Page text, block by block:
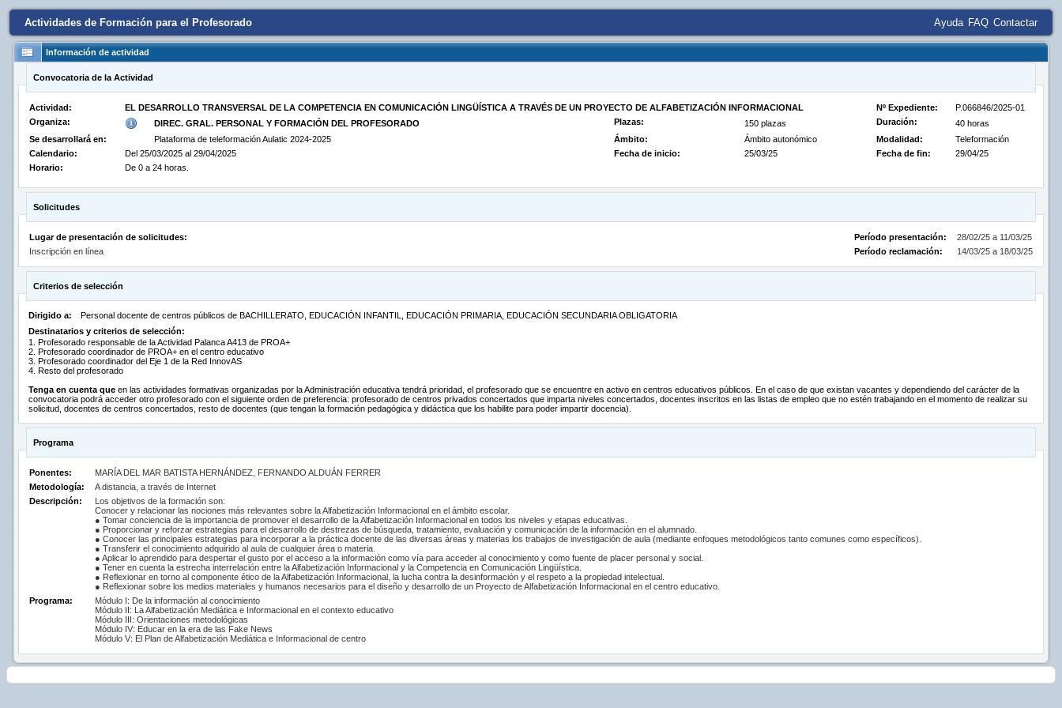
Actividades de Formación para el Profesorado Ayuda FAQ Contactar
Información de actividad
Convocatoria de la Actividad
Actividad: EL DESARROLLO TRANSVERSAL DE LA COMPETENCIA EN COMUNICACIÓN LINGÜÍSTICA A TRAVÉS DE UN PROYECTO DE ALFABETIZACIÓN INFORMACIONAL Nº Expediente:
P.066846/2025-01
Organiza:
DIREC. GRAL. PERSONAL Y FORMACIÓN DEL PROFESORADO Plazas: 150 plazas Duración:
40 horas
Se desarrollará en:
Plataforma de teleformación Aulatic 2024-2025 Ámbito: Ámbito autonómico Modalidad:
Teleformación
Calendario:
Del 25/03/2025 al 29/04/2025 Fecha de inicio: 25/03/25 Fecha de fin:
29/04/25
Horario:
De 0 a 24 horas.
Solicitudes
Lugar de presentación de solicitudes: Período presentación:
28/02/25 a 11/03/25
Inscripción en línea
Período reclamación: 14/03/25 a 18/03/25
Criterios de selección
Dirigido a:
Personal docente de centros públicos de BACHILLERATO, EDUCACIÓN INFANTIL, EDUCACIÓN PRIMARIA, EDUCACIÓN SECUNDARIA OBLIGATORIA
Destinatarios y criterios de selección:
1. Profesorado responsable de la Actividad Palanca A413 de PROA+
2. Profesorado coordinador de PROA+ en el centro educativo
3. Profesorado coordinador del Eje 1 de la Red InnovAS
4. Resto del profesorado
Tenga en cuenta que en las actividades formativas organizadas por la Administración educativa tendrá prioridad, el profesorado que se encuentre en activo en centros educativos públicos. En el caso de que existan vacantes y dependiendo del carácter de la
convocatoria podrá acceder otro profesorado con el siguiente orden de preferencia: profesorado de centros privados concertados que imparta niveles concertados, docentes inscritos en las listas de empleo que no estén trabajando en el momento de realizar su
solicitud, docentes de centros concertados, resto de docentes (que tengan la formación pedagógica y didáctica que los habilite para poder impartir docencia).
Programa
Ponentes:
MARÍA DEL MAR BATISTA HERNÁNDEZ, FERNANDO ALDUÁN FERRER
Metodología:
A distancia, a través de Internet
Descripción:
Los objetivos de la formación son:
Conocer y relacionar las nociones más relevantes sobre la Alfabetización Informacional en el ámbito escolar.
● Tomar conciencia de la importancia de promover el desarrollo de la Alfabetización Informacional en todos los niveles y etapas educativas.
● Proporcionar y reforzar estrategias para el desarrollo de destrezas de búsqueda, tratamiento, evaluación y comunicación de la información en el alumnado.
● Conocer las principales estrategias para incorporar a la práctica docente de las diversas áreas y materias los trabajos de investigación de aula (mediante enfoques metodológicos tanto comunes como específicos).
● Transferir el conocimiento adquirido al aula de cualquier área o materia.
● Aplicar lo aprendido para despertar el gusto por el acceso a la información como vía para acceder al conocimiento y como fuente de placer personal y social.
● Tener en cuenta la estrecha interrelación entre la Alfabetización Informacional y la Competencia en Comunicación Lingüística.
● Reflexionar en torno al componente ético de la Alfabetización Informacional, la lucha contra la desinformación y el respeto a la propiedad intelectual.
● Reflexionar sobre los medios materiales y humanos necesarios para el diseño y desarrollo de un Proyecto de Alfabetización Informacional en el centro educativo.
Programa:
Módulo I: De la información al conocimiento
Módulo II: La Alfabetización Mediática e Informacional en el contexto educativo
Módulo III: Orientaciones metodológicas
Módulo IV: Educar en la era de las Fake News
Módulo V: El Plan de Alfabetización Mediática e Informacional de centro